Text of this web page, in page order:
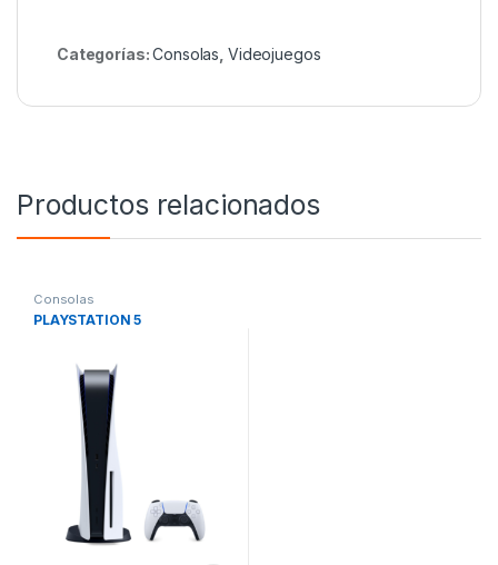
Categorías:Consolas Videojuegos
Productos relacionados
Consolas
PLAYSTATION 5